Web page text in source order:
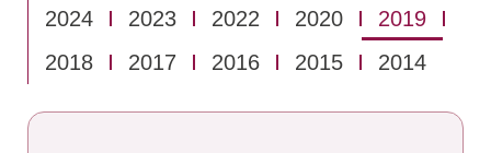
2024
2023 2022 2020
2019
2018
2017 2016 2015 2014